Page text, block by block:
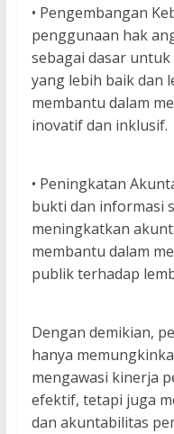
• Pengembangan
penggunaan hak
sebagai dasar
yang lebih baik dan
membantu dalam
inovatif dan inklusif.
• Peningkatan
bukti dan informasi
meningkatkan
membantu dalam
publik terhadap
Dengan demikian,
hanya
mengawasi kinerja
efektif, tetapi juga
dan akuntabilitas